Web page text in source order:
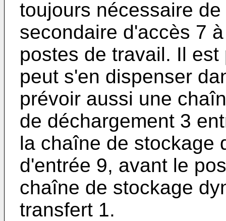
toujours nécessaire
secondaire d'accès 7
postes de travail. Il
peut s'en dispenser
prévoir aussi une
de déchargement 3
la chaîne de stockage
d'entrée 9, avant le
chaîne de stockage
transfert 1.